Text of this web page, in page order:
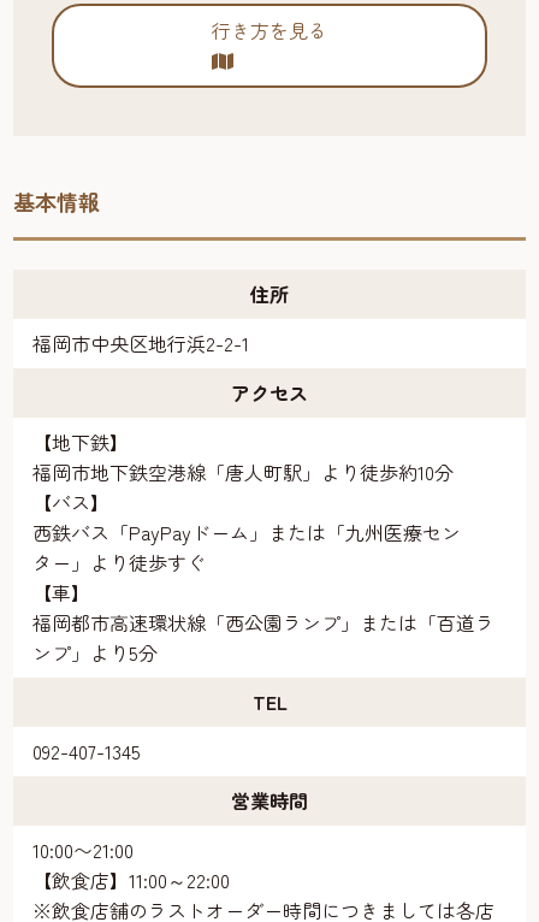
行き方を見る
基本情報
住所
福岡市中央区地行浜2-2-1
アクセス
【地下鉄】
福岡市地下鉄空港線「唐人町駅」より徒歩約10分
【バス】
西鉄バス「PayPayドーム」または「九州医療セン
ター」より徒歩すぐ
【車】
福岡都市高速環状線「西公園ランプ」または「百道ラ
ンプ」より5分
TEL
092-407-1345
営業時間
10:00〜21:00
【飲食店】11:00～22:00
※飲食店舗のラストオーダー時間につきましては各店